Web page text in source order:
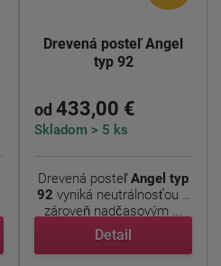
Drevená posteľ Angel
typ 92
od 433,00 €
Skladom > 5 ks
Drevená posteľAngel typ
92 vyniká neutrálnosťou a
zároveň nadčasovým ...
Detail